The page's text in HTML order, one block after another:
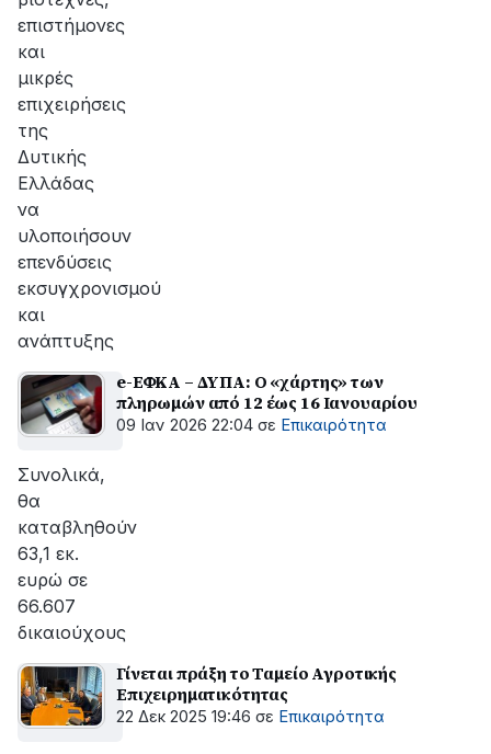
επιστήμονες
και
μικρές
επιχειρήσεις
της
Δυτικής
Ελλάδας
να
υλοποιήσουν
επενδύσεις
εκσυγχρονισμού
και
ανάπτυξης
e-ΕΦΚΑ – ΔΥΠΑ: Ο «χάρτης» των
πληρωμών από 12 έως 16 Ιανουαρίου
09 Ιαν 2026 22:04 σε Επικαιρότητα
Συνολικά,
θα
καταβληθούν
63,1 εκ.
ευρώ σε
66.607
δικαιούχους
Γίνεται πράξη το Ταμείο Αγροτικής
Επιχειρηματικότητας
22 Δεκ 2025 19:46 σε Επικαιρότητα